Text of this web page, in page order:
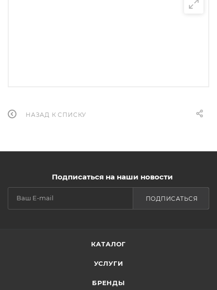
НАЗАД К СПИСКУ
Подписаться на наши новости
ПОДПИСАТЬСЯ
КАТАЛОГ
УСЛУГИ
БРЕНДЫ